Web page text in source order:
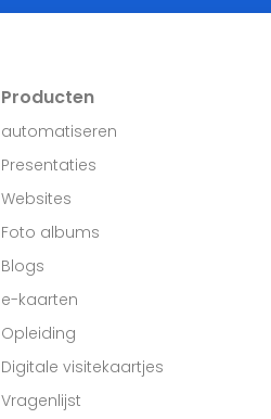
Producten
automatiseren
Presentaties
Websites
Foto albums
Blogs
e-kaarten
Opleiding
Digitale visitekaartjes
Vragenlijst